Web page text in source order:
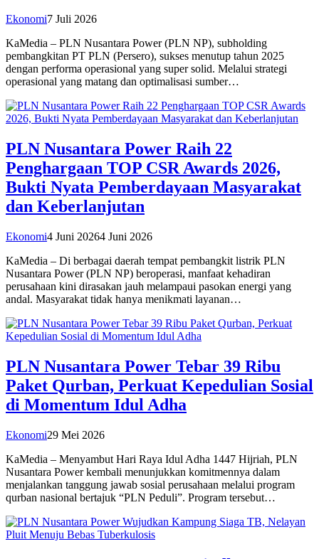
Ekonomi7 Juli 2026
KaMedia – PLN Nusantara Power (PLN NP), subholding
pembangkitan PT PLN (Persero), sukses menutup tahun 2025
dengan performa operasional yang super solid. Melalui strategi
operasional yang matang dan optimalisasi sumber…
PLN Nusantara Power Raih 22
Penghargaan TOP CSR Awards 2026,
Bukti Nyata Pemberdayaan Masyarakat
dan Keberlanjutan
Ekonomi4 Juni 20264 Juni 2026
KaMedia – Di berbagai daerah tempat pembangkit listrik PLN
Nusantara Power (PLN NP) beroperasi, manfaat kehadiran
perusahaan kini dirasakan jauh melampaui pasokan energi yang
andal. Masyarakat tidak hanya menikmati layanan…
PLN Nusantara Power Tebar 39 Ribu
Paket Qurban, Perkuat Kepedulian Sosial
di Momentum Idul Adha
Ekonomi29 Mei 2026
KaMedia – Menyambut Hari Raya Idul Adha 1447 Hijriah, PLN
Nusantara Power kembali menunjukkan komitmennya dalam
menjalankan tanggung jawab sosial perusahaan melalui program
qurban nasional bertajuk “PLN Peduli”. Program tersebut…